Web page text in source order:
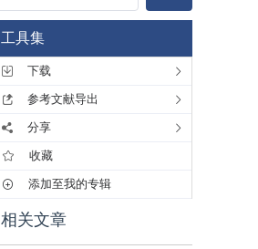
工具集
下载
参考文献导出
分享
收藏
添加至我的专辑
相关文章